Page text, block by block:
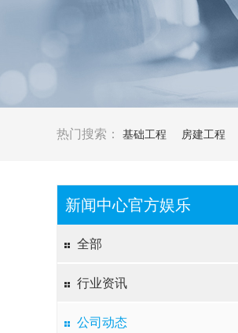
热门搜索： 基础工程 房建工程
新闻中心官方娱乐
全部
行业资讯
公司动态